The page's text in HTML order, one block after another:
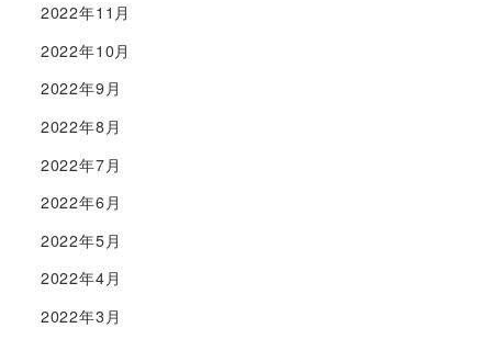
2022年11月
2022年10月
2022年9月
2022年8月
2022年7月
2022年6月
2022年5月
2022年4月
2022年3月